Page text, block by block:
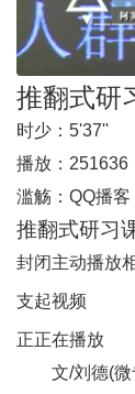
推翻式研
时少： 5'37''
播放： 251636
滥觞： QQ播客
推翻式研习
封闭主动播放
支起视频
正正在播放
文/刘德(微